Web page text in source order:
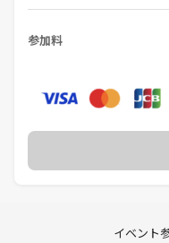
能です✨
参加料
イベント